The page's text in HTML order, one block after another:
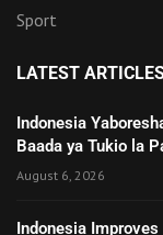
Sport
LATEST
Indonesia
Baada ya Tukio la
August 6, 2026
Indonesia